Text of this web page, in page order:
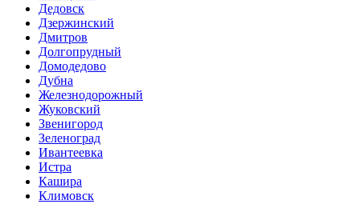
Дедовск
Дзержинский
Дмитров
Долгопрудный
Домодедово
Дубна
Железнодорожный
Жуковский
Звенигород
Зеленоград
Ивантеевка
Истра
Кашира
Климовск